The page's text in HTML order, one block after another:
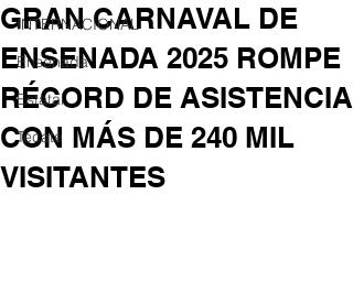
INTERNACIONAL
Ensenada
Estatal
Tecate
GRAN CARNAVAL DE
ENSENADA 2025 ROMPE
RÉCORD DE ASISTENCIA
CON MÁS DE 240 MIL
VISITANTES